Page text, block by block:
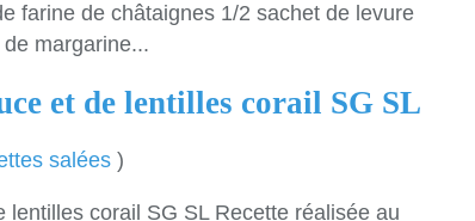
farine de châtaignes 1/2 sachet de levure
margarine...
et de lentilles corail SG SL
salées )
lentilles corail SG SL Recette réalisée au